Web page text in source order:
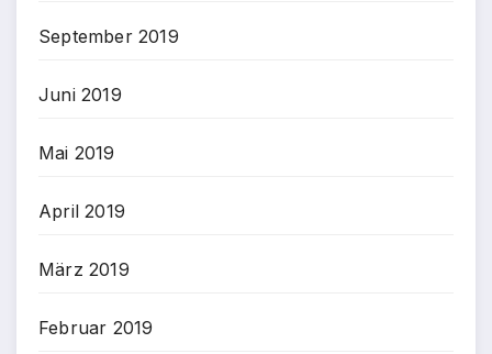
September 2019
Juni 2019
Mai 2019
April 2019
März 2019
Februar 2019